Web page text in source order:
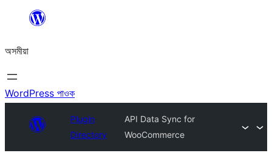
বিষয়বস্তুলৈ
যাওক
অসমীয়া
WordPress পাওক
Plugin
Directory
API Data Sync for
WooCommerce